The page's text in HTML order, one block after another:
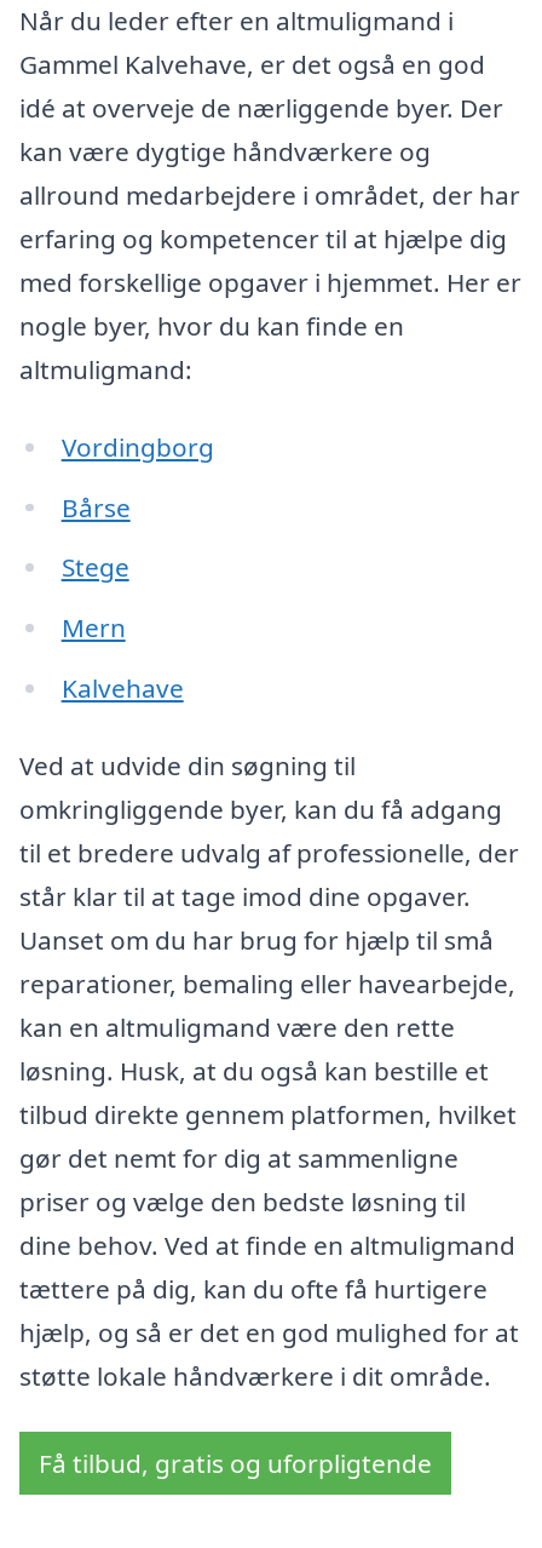
Når du leder efter en altmuligmand i
Gammel Kalvehave, er det også en god
idé at overveje de nærliggende byer. Der
kan være dygtige håndværkere og
allround medarbejdere i området, der har
erfaring og kompetencer til at hjælpe dig
med forskellige opgaver i hjemmet. Her er
nogle byer, hvor du kan finde en
altmuligmand:
Vordingborg
Bårse
Stege
Mern
Kalvehave
Ved at udvide din søgning til
omkringliggende byer, kan du få adgang
til et bredere udvalg af professionelle, der
står klar til at tage imod dine opgaver.
Uanset om du har brug for hjælp til små
reparationer, bemaling eller havearbejde,
kan en altmuligmand være den rette
løsning. Husk, at du også kan bestille et
tilbud direkte gennem platformen, hvilket
gør det nemt for dig at sammenligne
priser og vælge den bedste løsning til
dine behov. Ved at finde en altmuligmand
tættere på dig, kan du ofte få hurtigere
hjælp, og så er det en god mulighed for at
støtte lokale håndværkere i dit område.
Få tilbud, gratis og uforpligtende